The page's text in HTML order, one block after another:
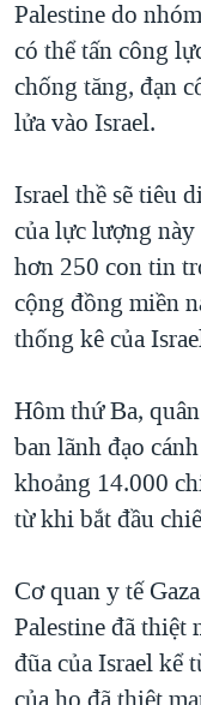
Palestine do
có thể tấn công
chống tăng, đạn
lửa vào Israel.
Israel thề sẽ tiêu
của lực lượng
hơn 250 con tin
cộng đồng miền
thống kê của
Hôm thứ Ba,
ban lãnh đạo
khoảng 14.000
từ khi bắt đầu
Cơ quan y tế
Palestine đã thiệt
đũa của Israel kể